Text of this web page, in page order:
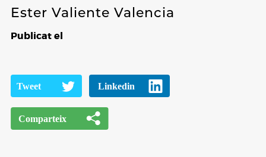
Ester Valiente Valencia
Publicat el